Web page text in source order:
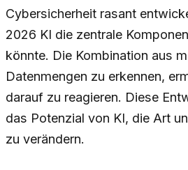
Cybersicherheit rasant
2026 KI die zentrale
könnte. Die Kombination aus
Datenmengen zu erkennen,
darauf zu reagieren. Diese
das Potenzial von KI, die Art
zu verändern.